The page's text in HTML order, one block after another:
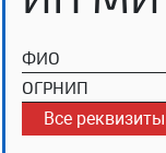
ФИО
ОГРНИП
Все